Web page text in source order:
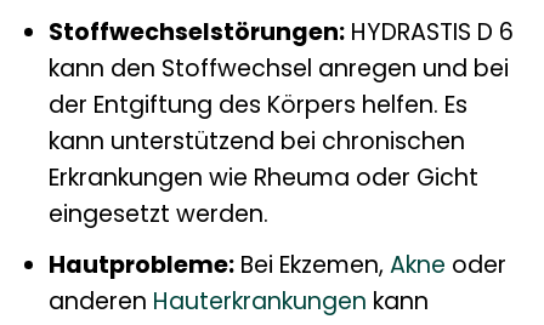
Stoffwechselstörungen:HYDRASTIS D 6
kann den Stoffwechsel anregen und bei
der Entgiftung des Körpers helfen. Es
kann unterstützend bei chronischen
Erkrankungen wie Rheuma oder Gicht
eingesetzt werden.
Hautprobleme:Bei Ekzemen, Akne oder
anderen Hauterkrankungen kann